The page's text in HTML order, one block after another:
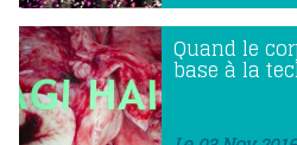
Quand le
base à la